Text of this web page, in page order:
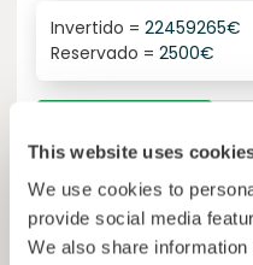
This website uses
We use cookies to
provide social media
We also share
6.3%
interés anual
Invertido = 22459265€
Reservado = 2500€
Murcia